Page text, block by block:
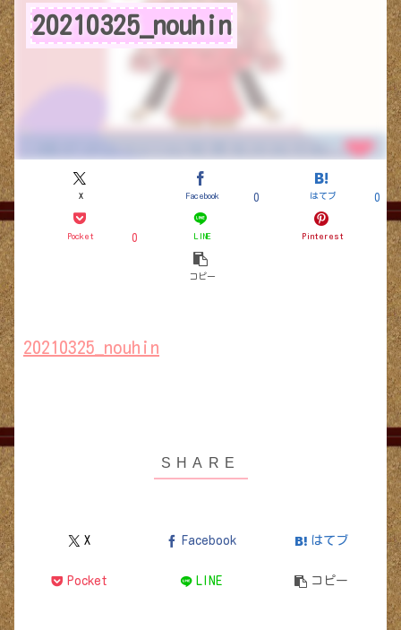
20210325_nouhin
X Facebook 0 はてブ 0
Pocket 0 LINE Pinterest
コピー
20210325_nouhin
X Facebook はてブ
Pocket LINE コピー